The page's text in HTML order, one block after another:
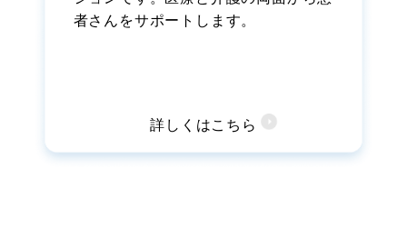
者さんをサポートします。
詳しくはこちら